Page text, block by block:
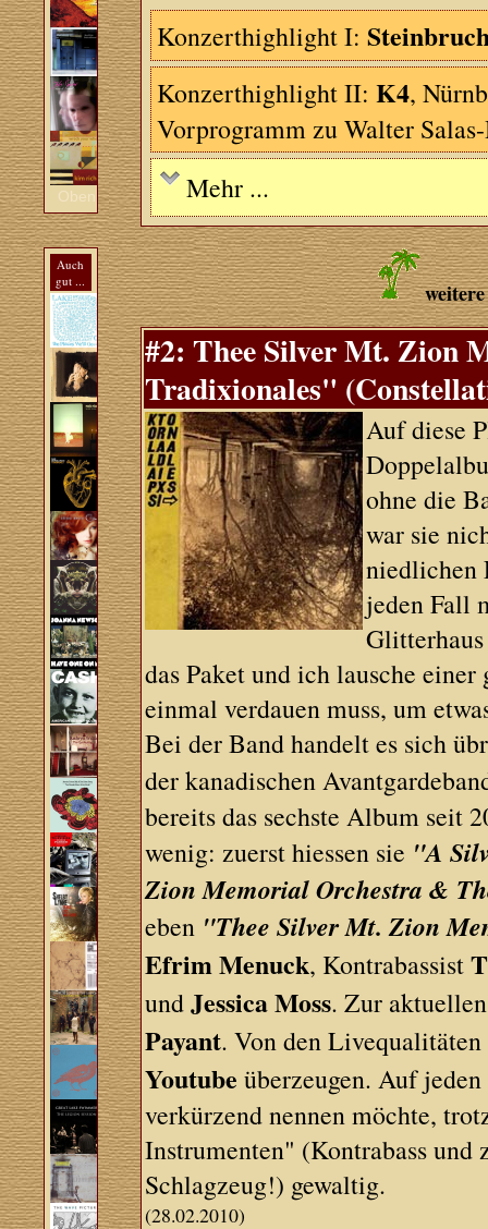
Oben
Auch
gut ...
Konzerthighlight I:
Konzerthighlight II:K4,
Vorprogramm zu Walter
Mehr ...
#2: Thee Silver Mt. Zion
Tradixionales"
Auf diese
ohne die
war sie
niedlichen
jeden Fall
das Paket und ich lausche
einmal verdauen muss, um
Bei der Band handelt es sich
der kanadischen
bereits das sechste Album seit
wenig: zuerst hiessen sie "A
Zion Memorial Orchestra &
eben "Thee Silver Mt. Zion
Efrim Menuck, Kontrabassist
undJessica Moss. Zur
Payant. Von den
Youtube überzeugen. Auf
verkürzend nennen möchte,
Instrumenten" (Kontrabass und
Schlagzeug!) gewaltig.
(28.02.2010)